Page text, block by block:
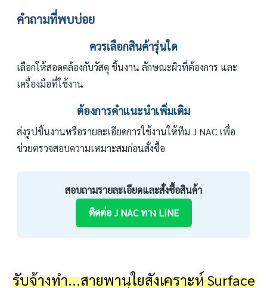
คำถามที่พบบ่อย
ควรเลือกสินค้ารุ่นใด
เลือกให้สอดคล้องกับวัสดุ ชิ้นงาน ลักษณะผิวที่ต้องการ และ
เครื่องมือที่ใช้งาน
ต้องการคำแนะนำเพิ่มเติม
ส่งรูปชิ้นงานหรือรายละเอียดการใช้งานให้ทีม J NAC เพื่อ
ช่วยตรวจสอบความเหมาะสมก่อนสั่งซื้อ
สอบถามรายละเอียดและสั่งซื้อสินค้า
ติดต่อ J NAC ทาง LINE
รับจ้างทำ...สายพานใยสังเคราะห์ Surface